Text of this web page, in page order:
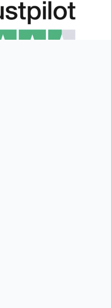
m a
m